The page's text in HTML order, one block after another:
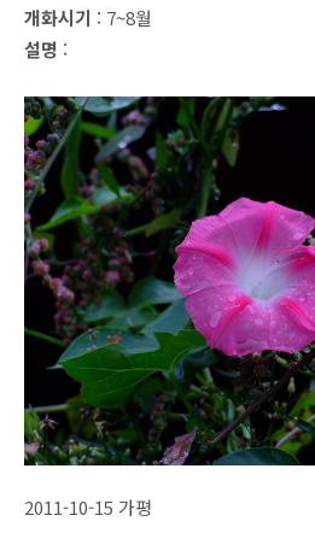
개화시기 : 7~8월
설명 :
2011-10-15 가평